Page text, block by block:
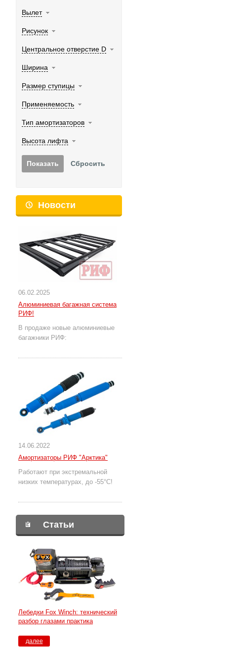
Вылет
Рисунок
Центральное отверстие D
Ширина
Размер ступицы
Применяемость
Тип амортизаторов
Высота лифта
Новости
06.02.2025
Алюминиевая багажная система
РИФ!
В продаже новые алюминиевые
багажники РИФ:
14.06.2022
Амортизаторы РИФ "Арктика"
Работают при экстремальной
низких температурах, до -55°С!
Статьи
Лебедки Fox Winch: технический
разбор глазами практика
далее